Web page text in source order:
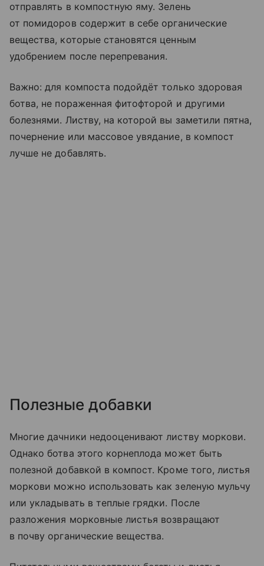
отправлять в компостную яму. Зелень
от помидоров содержит в себе органические
вещества, которые становятся ценным
удобрением после перепревания.
Важно: для компоста подойдёт только здоровая
ботва, не пораженная фитофторой и другими
болезнями. Листву, на которой вы заметили пятна,
почернение или массовое увядание, в компост
лучше не добавлять.
Полезные добавки
Многие дачники недооценивают листву моркови.
Однако ботва этого корнеплода может быть
полезной добавкой в компост. Кроме того, листья
моркови можно использовать как зеленую мульчу
или укладывать в теплые грядки. После
разложения морковные листья возвращают
в почву органические вещества.